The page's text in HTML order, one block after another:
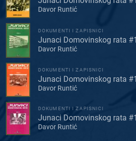
Davor Runtić
DOKUMENTI I ZAPISNICI
Junaci Domovinskog rata
Davor Runtić
DOKUMENTI I ZAPISNICI
Junaci Domovinskog rata
Davor Runtić
DOKUMENTI I ZAPISNICI
Junaci Domovinskog rata
Davor Runtić